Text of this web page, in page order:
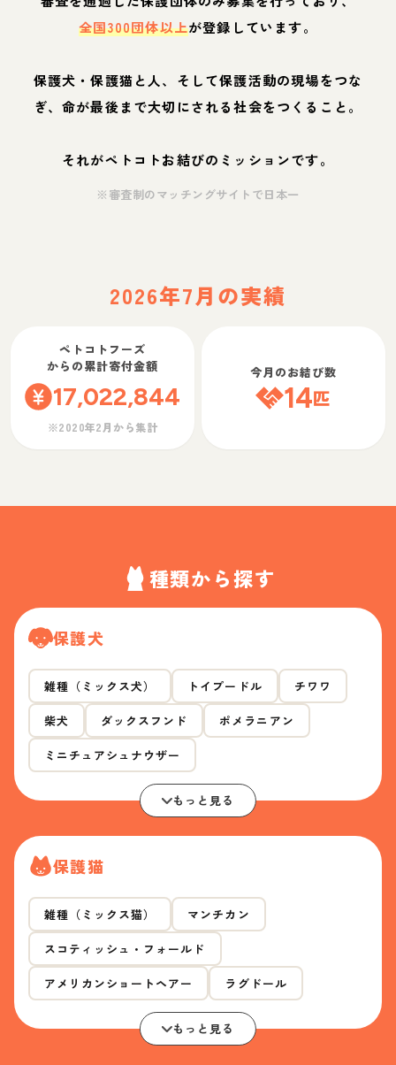
全国300団体以上が登録しています。
保護犬・保護猫と人、そして保護活動の現場をつな
ぎ、命が最後まで大切にされる社会をつくること。
それがペトコトお結びのミッションです。
※審査制のマッチングサイトで日本一
2026年7月の実績
ペトコトフーズ
からの累計寄付金額
17,022,844
※2020年2月から集計
今月のお結び数
14匹
種類から探す
保護犬
雑種（ミックス犬） トイプードル チワワ
柴犬 ダックスフンド ポメラニアン
ミニチュアシュナウザー
もっと見る
保護猫
雑種（ミックス猫） マンチカン
スコティッシュ・フォールド
アメリカンショートヘアー ラグドール
もっと見る